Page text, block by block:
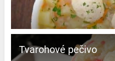
Tvarohové pečivo